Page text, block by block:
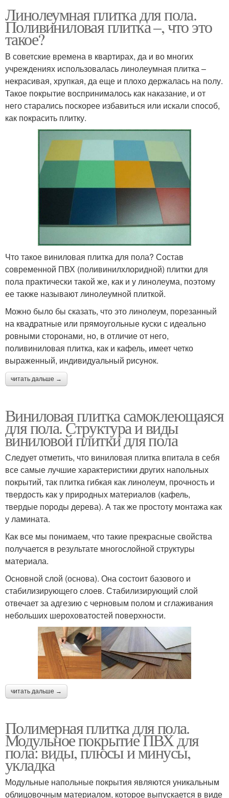
Линолеумная плитка для пола.
Поливиниловая плитка –, что это
такое?
В советские времена в квартирах, да и во многих
учреждениях использовалась линолеумная плитка –
некрасивая, хрупкая, да еще и плохо держалась на полу.
Такое покрытие воспринималось как наказание, и от
него старались поскорее избавиться или искали способ,
как покрасить плитку.
Что такое виниловая плитка для пола? Состав
современной ПВХ (поливинилхлоридной) плитки для
пола практически такой же, как и у линолеума, поэтому
ее также называют линолеумной плиткой.
Можно было бы сказать, что это линолеум, порезанный
на квадратные или прямоугольные куски с идеально
ровными сторонами, но, в отличие от него,
поливиниловая плитка, как и кафель, имеет четко
выраженный, индивидуальный рисунок.
читать дальше →
Виниловая плитка самоклеющаяся
для пола. Структура и виды
виниловой плитки для пола
Следует отметить, что виниловая плитка впитала в себя
все самые лучшие характеристики других напольных
покрытий, так плитка гибкая как линолеум, прочность и
твердость как у природных материалов (кафель,
твердые породы дерева). А так же простоту монтажа как
у ламината.
Как все мы понимаем, что такие прекрасные свойства
получается в результате многослойной структуры
материала.
Основной слой (основа). Она состоит базового и
стабилизирующего слоев. Стабилизирующий слой
отвечает за адгезию с черновым полом и сглаживания
небольших шероховатостей поверхности.
читать дальше →
Полимерная плитка для пола.
Модульное покрытие ПВХ для
пола: виды, плюсы и минусы,
укладка
Модульные напольные покрытия являются уникальным
облицовочным материалом, которое выпускается в виде